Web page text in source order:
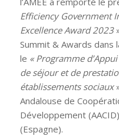
Efficiency Government
Excellence Award 2023
Summit & Awards dans
le « Programme
de séjour et de
établissements sociaux
Andalouse de
Développement
(Espagne).